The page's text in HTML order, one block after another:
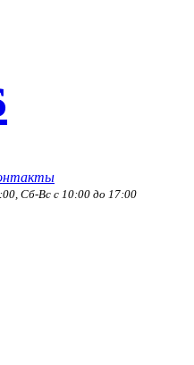
Сб-Вс с 10:00 до 17:00